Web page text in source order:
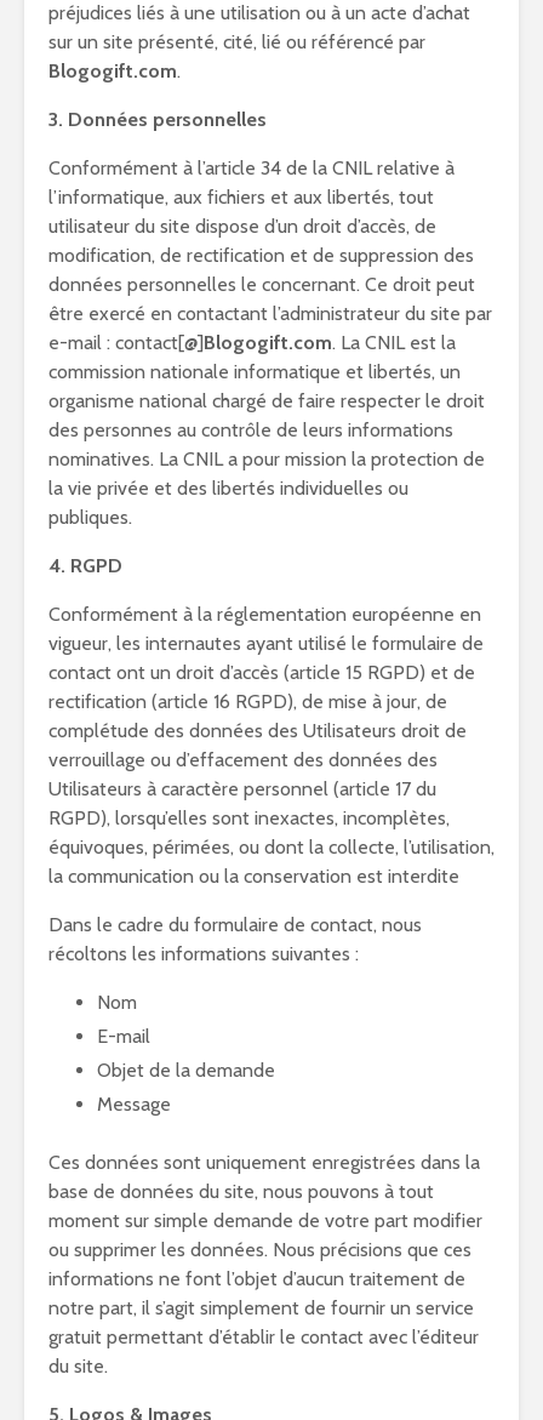
préjudices liés à une utilisation ou à un acte d’achat
sur un site présenté, cité, lié ou référencé par
Blogogift.com.
3. Données personnelles
Conformément à l’article 34 de la CNIL relative à
l’informatique, aux fichiers et aux libertés, tout
utilisateur du site dispose d’un droit d’accès, de
modification, de rectification et de suppression des
données personnelles le concernant. Ce droit peut
être exercé en contactant l’administrateur du site par
e-mail : contact[@]Blogogift.com. La CNIL est la
commission nationale informatique et libertés, un
organisme national chargé de faire respecter le droit
des personnes au contrôle de leurs informations
nominatives. La CNIL a pour mission la protection de
la vie privée et des libertés individuelles ou
publiques.
4. RGPD
Conformément à la réglementation européenne en
vigueur, les internautes ayant utilisé le formulaire de
contact ont un droit d’accès (article 15 RGPD) et de
rectification (article 16 RGPD), de mise à jour, de
complétude des données des Utilisateurs droit de
verrouillage ou d’effacement des données des
Utilisateurs à caractère personnel (article 17 du
RGPD), lorsqu’elles sont inexactes, incomplètes,
équivoques, périmées, ou dont la collecte, l’utilisation,
la communication ou la conservation est interdite
Dans le cadre du formulaire de contact, nous
récoltons les informations suivantes :
Nom
E-mail
Objet de la demande
Message
Ces données sont uniquement enregistrées dans la
base de données du site, nous pouvons à tout
moment sur simple demande de votre part modifier
ou supprimer les données. Nous précisions que ces
informations ne font l’objet d’aucun traitement de
notre part, il s’agit simplement de fournir un service
gratuit permettant d’établir le contact avec l’éditeur
du site.
5. Logos & Images